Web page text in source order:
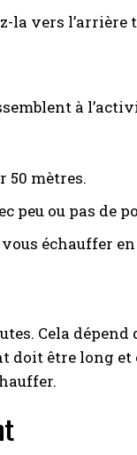
la vers
à
50 mètres.
peu ou pas de
échauffer
Cela
doit être long